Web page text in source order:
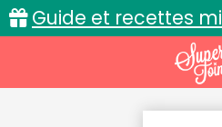
Guide et recettes